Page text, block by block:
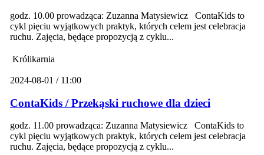
godz. 10.00 prowadząca: Zuzanna Matysiewicz ContaKids to
cykl pięciu wyjątkowych praktyk, których celem jest celebracja
ruchu. Zajęcia, będące propozycją z cyklu...
Królikarnia
2024-08-01 / 11:00
ContaKids / Przekąski ruchowe dla dzieci
godz. 11.00 prowadząca: Zuzanna Matysiewicz ContaKids to
cykl pięciu wyjątkowych praktyk, których celem jest celebracja
ruchu. Zajęcia, będące propozycją z cyklu...